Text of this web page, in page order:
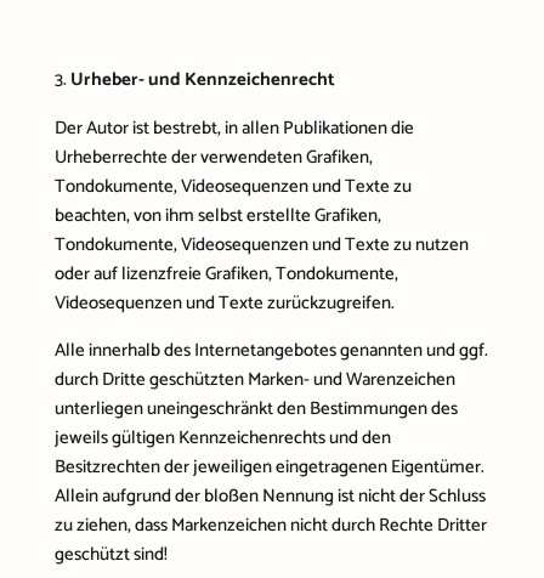
Urheber- und Kennzeichenrecht
Der Autor ist bestrebt, in allen Publikationen die
Urheberrechte der verwendeten Grafiken,
Tondokumente, Videosequenzen und Texte zu
beachten, von ihm selbst erstellte Grafiken,
Tondokumente, Videosequenzen und Texte zu nutzen
oder auf lizenzfreie Grafiken, Tondokumente,
Videosequenzen und Texte zurückzugreifen.
Alle innerhalb des Internetangebotes genannten und ggf.
durch Dritte geschützten Marken- und Warenzeichen
unterliegen uneingeschränkt den Bestimmungen des
jeweils gültigen Kennzeichenrechts und den
Besitzrechten der jeweiligen eingetragenen Eigentümer.
Allein aufgrund der bloßen Nennung ist nicht der Schluss
zu ziehen, dass Markenzeichen nicht durch Rechte Dritter
geschützt sind!